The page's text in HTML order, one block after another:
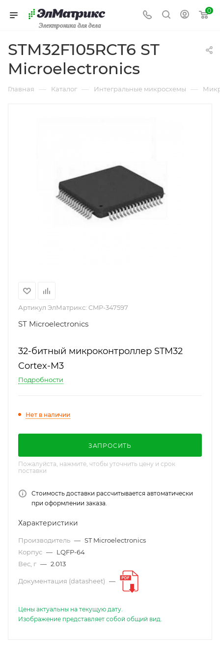
Электроника для дела
0
STM32F105RCT6 ST
Microelectronics
Главная — Каталог — Интегральные микросхемы —
Артикул ЭлМатрикс: CMP-347597
ST Microelectronics
32-битный микроконтроллер STM32
Cortex-M3
Подробности
Нет в наличии
ЗАПРОСИТЬ
Пожалуйста, нажмите, чтобы уточнить цену и срок
поставки
Стоимость доставки рассчитывается автоматически
при оформлении заказа.
Характеристики
Производитель — ST Microelectronics
Корпус — LQFP-64
Вес, г — 2.013
Документация (datasheet) —
Цены актуальны на текущую дату.
Изображение представляет собой общий вид.